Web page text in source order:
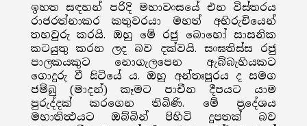
ඉහත සඳහන් පරිදි මහාවංසයේ එන විස්තරය
රාජරත්නාකර කතුවරයා මහත් අභිරුචියෙන්
තහවුරු කරයි. ඔහු මේ රජු බොහෝ සාසනික
කටයුතු කරන ලද බව දක්වයි. සංඝතිස්ස රජු
පාලකයකුට නොගැලපෙන ඇබ්බැහියකට
ගොදුරු වී සිටියේ ය. ඔහු අන්තඃපුරය ද සමග
ජම්බු (මාදන්) කෑමට පාචීන දීපයට යාම
පුරුද්දක් කරගෙන තිබිණි. මේ ප්‍රදේශය
මහාතිත්‍ථයට ඔබ්බින් පිහිටි දූපතක් බව